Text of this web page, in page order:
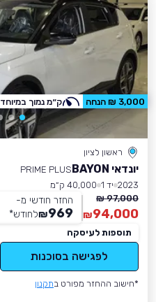
ראשון לציון
יונדאי BAYON
PRIME PLUS
2023 יד 1
40,000 ק״מ
97,000 ₪
94,000
₪
החזר חודשי מ-
969
₪לחודש*
תוספות לעיסקה
לפגישה בסוכנות
*חישוב ההחזר מפורט בתקנון
3,000 ₪ הנחה ק״מ נמוך במיוחד